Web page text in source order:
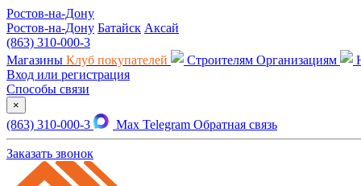
Ростов-на-Дону
Ростов-на-Дону Батайск Аксай
(863) 310-000-3
Магазины Клуб покупателей Строителям Организациям
Вход или регистрация
Способы связи
×
(863) 310-000-3 Max Telegram Обратная связь
Заказать звонок